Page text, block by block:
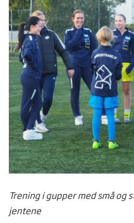
Trening i gupper med små og
jentene